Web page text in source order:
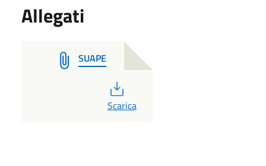
Allegati
SUAPE
PDF
Scarica